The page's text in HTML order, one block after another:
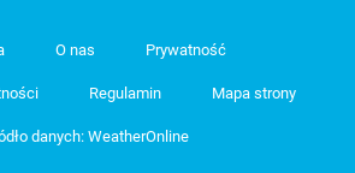
O nas Prywatność
Regulamin Mapa strony
danych: WeatherOnline